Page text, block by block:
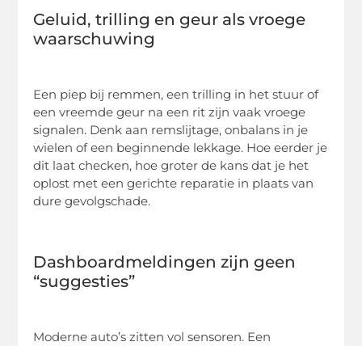
Geluid, trilling en geur als vroege
waarschuwing
Een piep bij remmen, een trilling in het stuur of
een vreemde geur na een rit zijn vaak vroege
signalen. Denk aan remslijtage, onbalans in je
wielen of een beginnende lekkage. Hoe eerder je
dit laat checken, hoe groter de kans dat je het
oplost met een gerichte reparatie in plaats van
dure gevolgschade.
Dashboardmeldingen zijn geen
“suggesties”
Moderne auto’s zitten vol sensoren. Een